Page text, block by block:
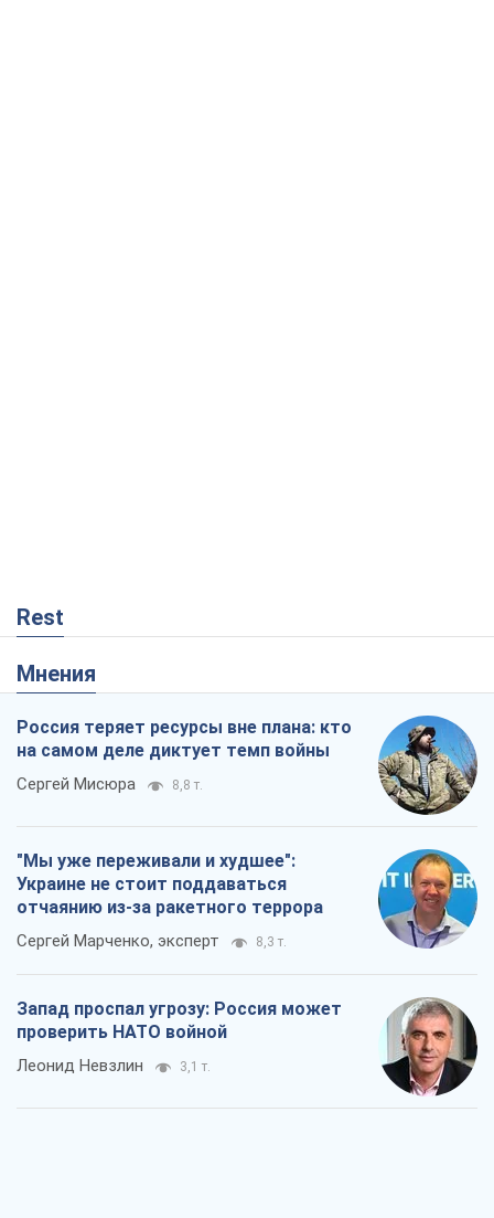
Rest
Мнения
Россия теряет ресурсы вне плана: кто
на самом деле диктует темп войны
Сергей Мисюра 8,8 т.
"Мы уже переживали и худшее":
Украине не стоит поддаваться
отчаянию из-за ракетного террора
Сергей Марченко, эксперт 8,3 т.
Запад проспал угрозу: Россия может
проверить НАТО войной
Леонид Невзлин 3,1 т.